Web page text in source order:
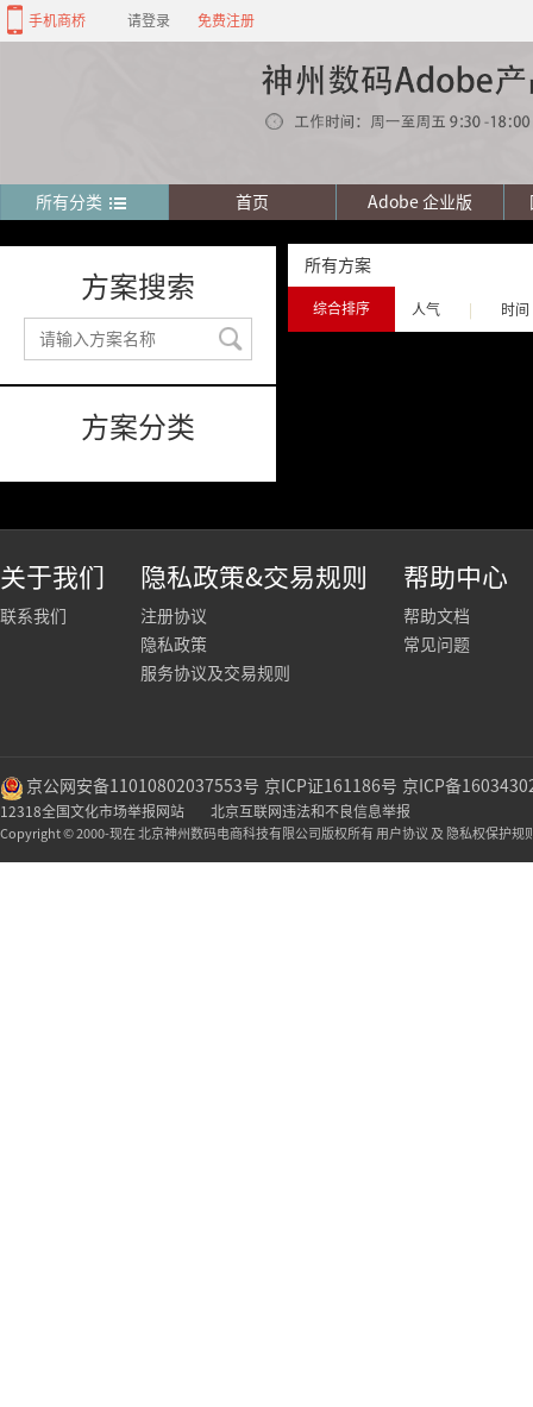
手机商桥 请登录 免费注册
所有分类 首页 Adobe 企业版
所有方案
综合排序 人气 时间
方案搜索
方案分类
关于我们
联系我们
隐私政策&交易规则
注册协议
隐私政策
服务协议及交易规则
帮助中心
帮助文档
常见问题
京公网安备11010802037553号 京ICP证161186号 京ICP备
12318全国文化市场举报网站 北京互联网违法和不良信息举报
Copyright © 2000-现在 北京神州数码电商科技有限公司版权所有 用户协议 及 隐私权保护规